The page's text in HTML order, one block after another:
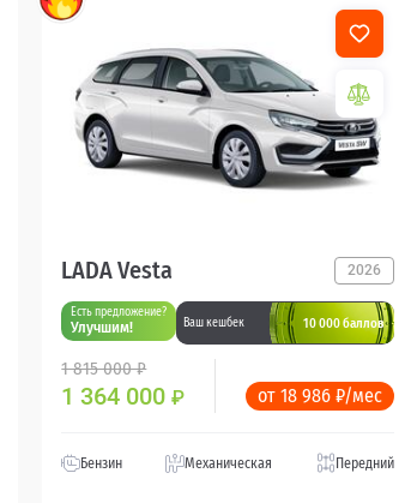
LADA Vesta 2026
Есть предложение?
Улучшим! Ваш кешбек 10 000 баллов
1 815 000 ₽
1 364 000₽ от 18 986 ₽/мес
Бензин Механическая Передний